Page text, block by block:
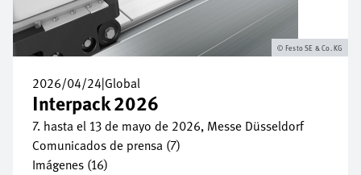
2026/04/24|Global
Interpack 2026
7. hasta el 13 de mayo de 2026, Messe Düsseldorf
Comunicados de prensa (7)
Imágenes (16)
Festo SE & Co. KG